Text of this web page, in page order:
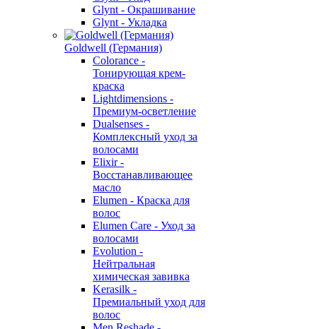
Glynt - Окрашивание
Glynt - Укладка
Goldwell (Германия)
Colorance -
Тонирующая крем-
краска
Lightdimensions -
Премиум-осветление
Dualsenses -
Комплексный уход за
волосами
Elixir -
Восстанавливающее
масло
Elumen - Краска для
волос
Elumen Care - Уход за
волосами
Evolution -
Нейтральная
химическая завивка
Kerasilk -
Премиальный уход для
волос